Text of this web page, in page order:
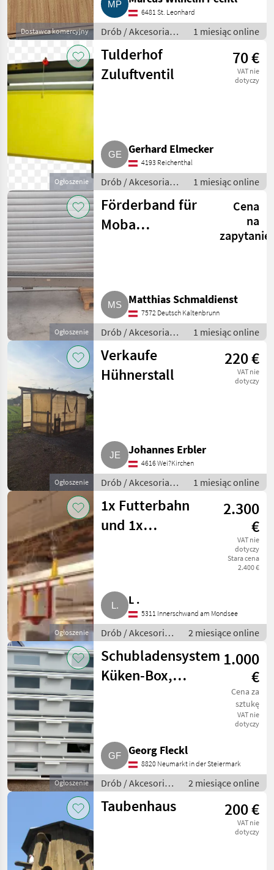
Dostawca komercyjny
6481 St. Leonhard
Drób / Akcesoria
do hodowli drobiu
1 miesiąc online
Ogłoszenie
Tulderhof
Zuluftventil
70 €
VAT nie
dotyczy
Gerhard Elmecker
4193 Reichenthal
Drób / Akcesoria
do hodowli drobiu
1 miesiąc online
Ogłoszenie
Förderband für
Moba
Cena
na
zapytanie
Matthias Schmaldienst
7572 Deutsch Kaltenbrunn
Drób / Akcesoria
do hodowli drobiu
1 miesiąc online
Ogłoszenie
Verkaufe
Hühnerstall
220 €
VAT nie
dotyczy
Johannes Erbler
4616 Wei?Kirchen
Drób / Akcesoria
do hodowli drobiu
1 miesiąc online
Ogłoszenie
1x Futterbahn
und 1x
2.300
€
VAT nie
dotyczy
Stara cena
2.400 €
L .
5311 Innerschwand am Mondsee
Drób / Akcesoria
do hodowli
drobiu
2 miesiące online
Ogłoszenie
Schubladensystem
Küken-Box,
1.000
€
Cena za
sztukę
VAT nie
dotyczy
Georg Fleckl
8820 Neumarkt in der Steiermark
Drób / Akcesoria
do hodowli
drobiu
2 miesiące online
Taubenhaus 200 €
VAT nie
dotyczy